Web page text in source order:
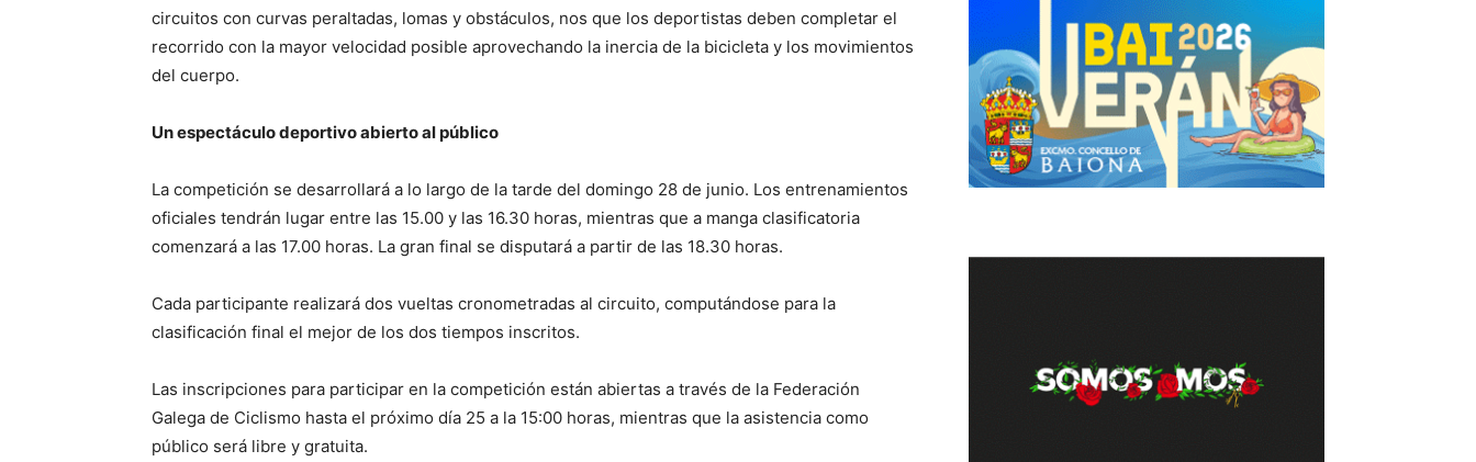
circuitos con curvas peraltadas, lomas y obstáculos, nos que los deportistas deben completar el
recorrido con la mayor velocidad posible aprovechando la inercia de la bicicleta y los movimientos
del cuerpo.
Un espectáculo deportivo abierto al público
La competición se desarrollará a lo largo de la tarde del domingo 28 de junio. Los entrenamientos
oficiales tendrán lugar entre las 15.00 y las 16.30 horas, mientras que a manga clasificatoria
comenzará a las 17.00 horas. La gran final se disputará a partir de las 18.30 horas.
Cada participante realizará dos vueltas cronometradas al circuito, computándose para la
clasificación final el mejor de los dos tiempos inscritos.
Las inscripciones para participar en la competición están abiertas a través de la Federación
Galega de Ciclismo hasta el próximo día 25 a la 15:00 horas, mientras que la asistencia como
público será libre y gratuita.